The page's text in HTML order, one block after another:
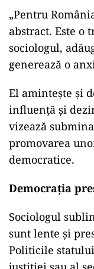
„Pentru
abstract. Este o
sociologul,
generează o
El amintește și
influență și
vizează
promovarea
democratice.
Democrația
Sociologul
sunt lente și
Politicile